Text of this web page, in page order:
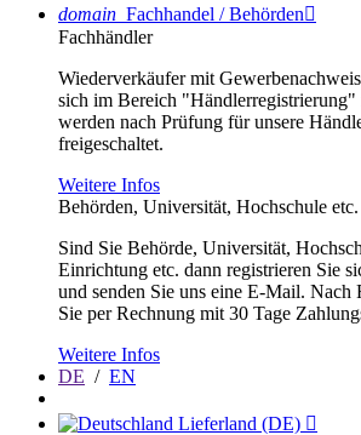
domain Fachhandel / Behörden
Fachhändler
Wiederverkäufer mit
sich im Bereich "Händlerregistrierung"
werden nach Prüfung für unsere
freigeschaltet.
Weitere Infos
Behörden, Universität, Hochschule etc.
Sind Sie Behörde, Universität,
Einrichtung etc. dann registrieren Sie
und senden Sie uns eine E-Mail. Nach
Sie per Rechnung mit 30 Tage
Weitere Infos
DE / EN
Lieferland (DE) 